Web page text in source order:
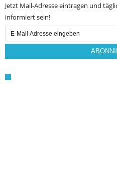
Jetzt Mail-Adresse eintragen und
informiert sein!
Email
Subscription